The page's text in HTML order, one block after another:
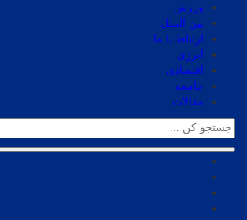
ورزش
بین الملل
ارتباط با ما
انرژی
اقتصادی
جامعه
مقالات